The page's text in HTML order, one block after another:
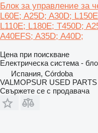
Блок за управление за
L60E; A25D; A30D;
L110E; L180E; T450D;
A40EFS; A35D; A40D;
Цена при поискване
Електрическа система -
Испания, Córdoba
VALMOPSUR USED
Свържете се с продавача